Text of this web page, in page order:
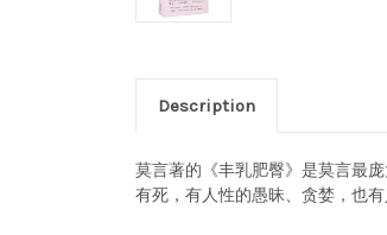
Description
莫言著的《丰乳肥臀》是莫言最
有死，有人性的愚昧、贪婪，也